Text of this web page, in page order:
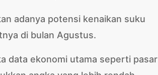
adanya potensi kenaikan suku
di bulan Agustus.
data ekonomi utama seperti pasar